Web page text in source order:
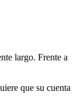
largo. Frente a
que su cuenta